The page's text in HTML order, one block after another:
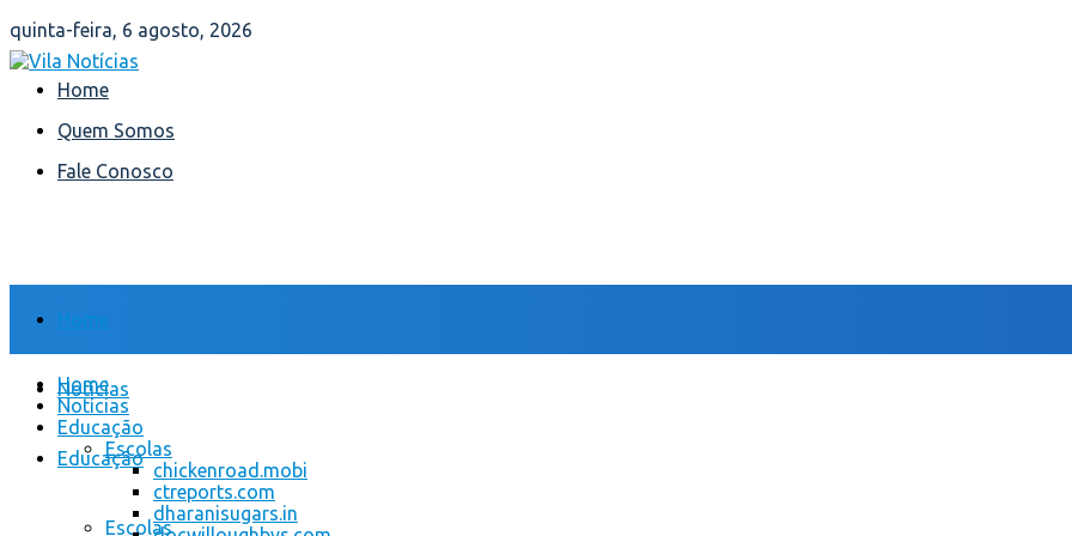
quinta-feira, 6 agosto, 2026
Home
Quem Somos
Fale Conosco
Home
Notícias
Educação
Escolas
Home
Notícias
Educação
Escolas
chickenroad.mobi
ctreports.com
dharanisugars.in